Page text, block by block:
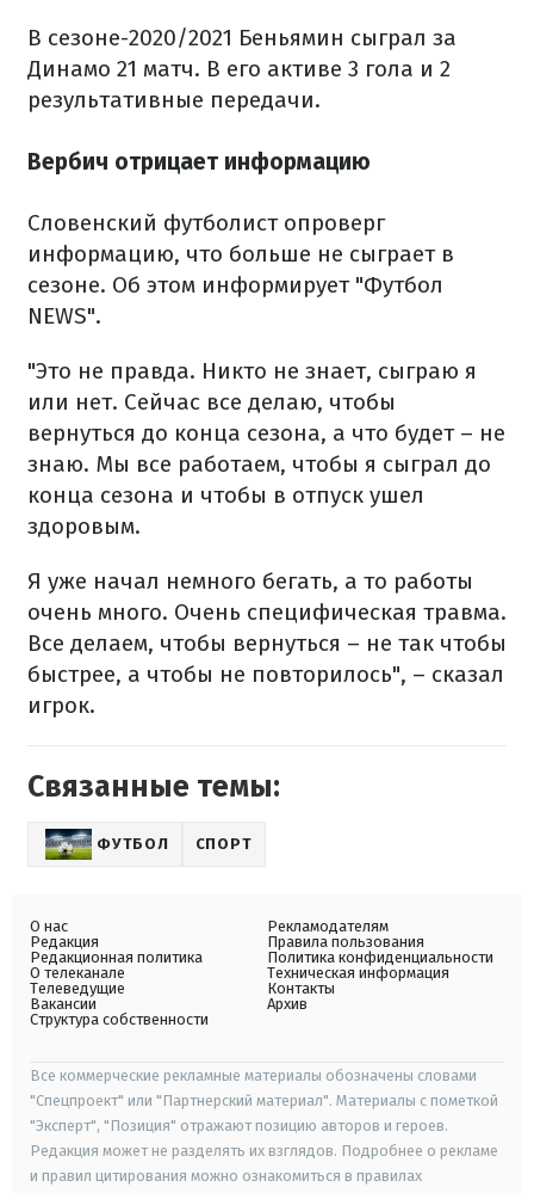
В сезоне-2020/2021 Беньямин сыграл за
Динамо 21 матч. В его активе 3 гола и 2
результативные передачи.
Вербич отрицает информацию
Словенский футболист опроверг
информацию, что больше не сыграет в
сезоне. Об этом информирует "Футбол
NEWS".
"Это не правда. Никто не знает, сыграю я
или нет. Сейчас все делаю, чтобы
вернуться до конца сезона, а что будет – не
знаю. Мы все работаем, чтобы я сыграл до
конца сезона и чтобы в отпуск ушел
здоровым.
Я уже начал немного бегать, а то работы
очень много. Очень специфическая травма.
Все делаем, чтобы вернуться – не так чтобы
быстрее, а чтобы не повторилось", – сказал
игрок.
Связанные темы:
ФУТБОЛ СПОРТ
О нас
Редакция
Редакционная политика
О телеканале
Телеведущие
Вакансии
Структура собственности
Рекламодателям
Правила пользования
Политика конфиденциальности
Техническая информация
Контакты
Архив
Все коммерческие рекламные материалы обозначены словами
"Спецпроект" или "Партнерский материал". Материалы с пометкой
"Эксперт", "Позиция" отражают позицию авторов и героев.
Редакция может не разделять их взглядов. Подробнее о рекламе
и правил цитирования можно ознакомиться в правилах